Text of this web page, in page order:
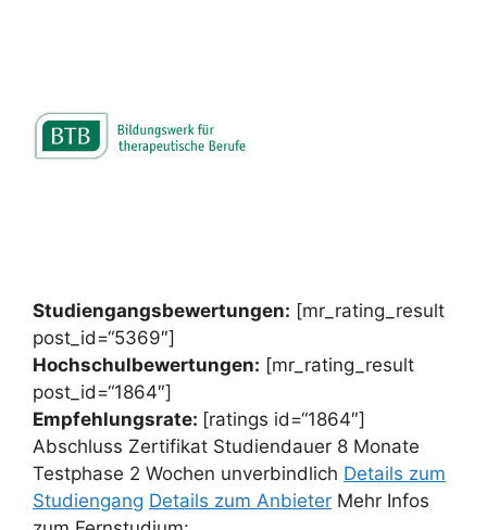
Studiengangsbewertungen: [mr_rating_result
post_id=“5369″]
Hochschulbewertungen: [mr_rating_result
post_id=“1864″]
Empfehlungsrate: [ratings id=“1864″]
Abschluss Zertifikat Studiendauer 8 Monate
Testphase 2 Wochen unverbindlich Details zum
Studiengang Details zum Anbieter Mehr Infos